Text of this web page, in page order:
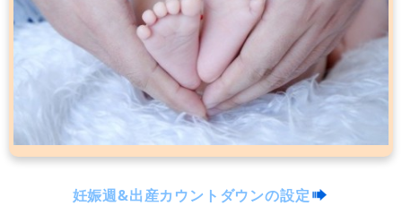
妊娠週&出産カウントダウンの設定